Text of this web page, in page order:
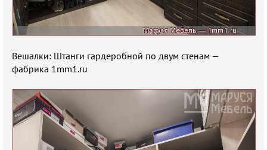
Вешалки: Штанги гардеробной по двум стенам —
фабрика 1mm1.ru